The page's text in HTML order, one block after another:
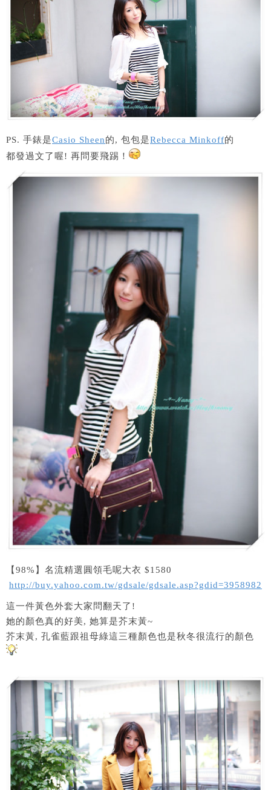
PS. 手錶是Casio Sheen的, 包包是Rebecca Minkoff的
都發過文了喔! 再問要飛踢！
【98%】名流精選圓領毛呢大衣 $1580
http://buy.yahoo.com.tw/gdsale/gdsale.asp?gdid=3958982
這一件黃色外套大家問翻天了!
她的顏色真的好美, 她算是芥末黃~
芥末黃, 孔雀藍跟祖母綠這三種顏色也是秋冬很流行的顏色